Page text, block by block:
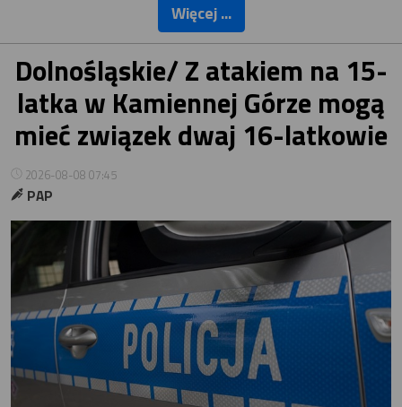
Więcej ...
Dolnośląskie/ Z atakiem na 15-
latka w Kamiennej Górze mogą
mieć związek dwaj 16-latkowie
2026-08-08 07:45
PAP